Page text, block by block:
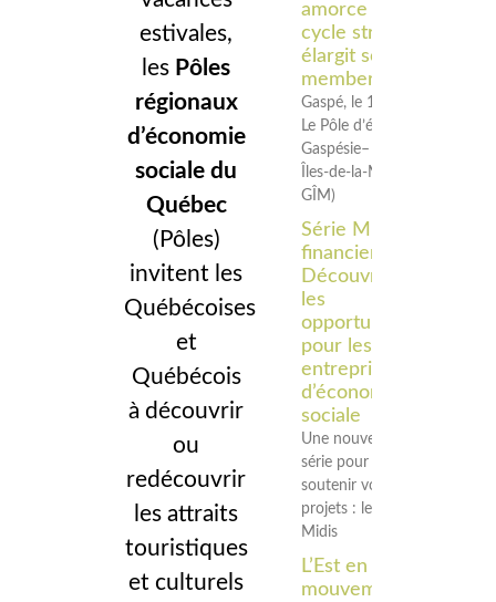
estivales,
les Pôles
régionaux
d’économie
sociale du
Québec
(Pôles)
invitent les
Québécoises
et
Québécois
à découvrir
ou
redécouvrir
les attraits
touristiques
et culturels
amorce un nouveau
cycle stratégique et
élargit son
membership
Gaspé, le 18 juin 2026 –
Le Pôle d’économie sociale
Gaspésie–
Îles‑de‑la‑Madeleine (Pôle
GÎM)
Série Midi
financier –
Découvrir
les
opportunités
pour les
entreprises
d’économie
sociale
Une nouvelle
série pour
soutenir vos
projets : les
Midis
L’Est en
mouvement